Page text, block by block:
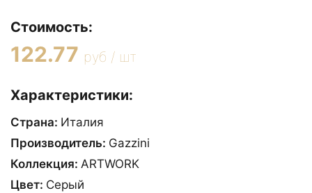
Стоимость:
122.77 руб / шт
Характеристики:
Страна: Италия
Производитель: Gazzini
Коллекция: ARTWORK
Цвет: Серый